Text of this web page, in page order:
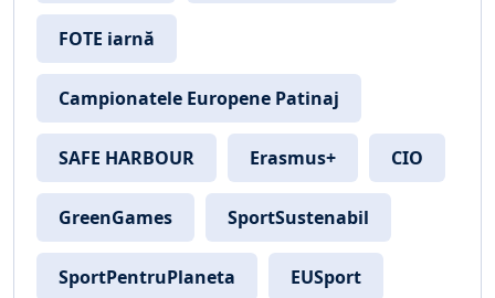
FOTE iarnă
Campionatele Europene Patinaj
SAFE HARBOUR Erasmus+ CIO
GreenGames SportSustenabil
SportPentruPlaneta EUSport